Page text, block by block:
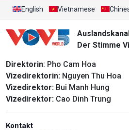
●
2026“
Alle ansehen
English Vietnamese
Der Stimme
Direktorin: Pho Cam Hoa
Vizedirektorin: Nguyen Thu Hoa
Vizedirektor: Bui Manh Hung
Vizedirektor: Cao Dinh Trung
Kontakt